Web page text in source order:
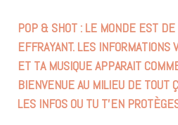
POP & SHOT : LE MONDE EST
EFFRAYANT. LES INFORMATIONS
ET TA MUSIQUE APPARAIT
BIENVENUE AU MILIEU DE TOUT
LES INFOS OU TU T’EN